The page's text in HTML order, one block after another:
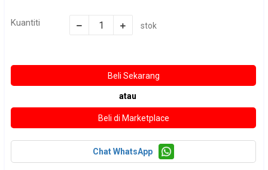
Kuantiti stok
atau
Chat WhatsApp